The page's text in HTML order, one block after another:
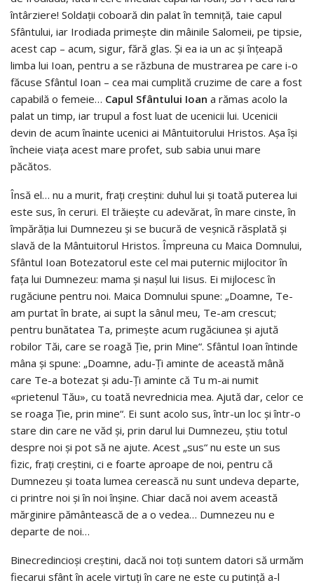
întârziere! Soldații coboară din palat în temniță, taie capul
Sfântului, iar Irodiada primește din mâinile Salomeii, pe tipsie,
acest cap – acum, sigur, fără glas. Și ea ia un ac și înțeapă
limba lui Ioan, pentru a se răzbuna de mustrarea pe care i-o
făcuse Sfântul Ioan – cea mai cumplită cruzime de care a fost
capabilă o femeie… Capul Sfântului Ioan a rămas acolo la
palat un timp, iar trupul a fost luat de ucenicii lui. Ucenicii
devin de acum înainte ucenici ai Mântuitorului Hristos. Așa își
încheie viața acest mare profet, sub sabia unui mare
păcătos.
Însă el… nu a murit, frați creștini: duhul lui și toată puterea lui
este sus, în ceruri. El trăiește cu adevărat, în mare cinste, în
împărăția lui Dumnezeu și se bucură de veșnică răsplată și
slavă de la Mântuitorul Hristos. Împreuna cu Maica Domnului,
Sfântul Ioan Botezatorul este cel mai puternic mijlocitor în
fața lui Dumnezeu: mama și nașul lui Iisus. Ei mijlocesc în
rugăciune pentru noi. Maica Domnului spune: „Doamne, Te-
am purtat în brate, ai supt la sânul meu, Te-am crescut;
pentru bunătatea Ta, primește acum rugăciunea și ajută
robilor Tăi, care se roagă Ție, prin Mine“. Sfântul Ioan întinde
mâna și spune: „Doamne, adu-Ți aminte de această mână
care Te-a botezat și adu-Ți aminte că Tu m-ai numit
«prietenul Tău», cu toată nevrednicia mea. Ajută dar, celor ce
se roaga Ție, prin mine“. Ei sunt acolo sus, într-un loc și într-o
stare din care ne văd și, prin darul lui Dumnezeu, știu totul
despre noi și pot să ne ajute. Acest „sus“ nu este un sus
fizic, frați creștini, ci e foarte aproape de noi, pentru că
Dumnezeu și toata lumea cerească nu sunt undeva departe,
ci printre noi și în noi înșine. Chiar dacă noi avem această
mărginire pământească de a o vedea… Dumnezeu nu e
departe de noi…
Binecredincioși creștini, dacă noi toți suntem datori să urmăm
fiecarui sfânt în acele virtuți în care ne este cu putință a-l